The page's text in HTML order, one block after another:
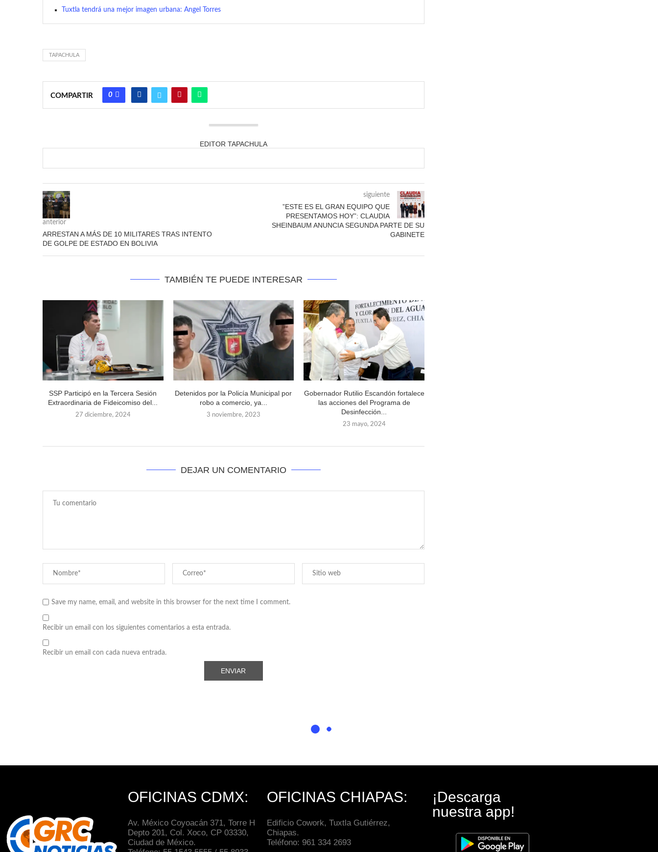
Tuxtla tendrá una mejor imagen urbana: Angel Torres
TAPACHULA
COMPARTIR 0
EDITOR TAPACHULA
anterior
ARRESTAN A MÁS DE 10 MILITARES TRAS INTENTO
DE GOLPE DE ESTADO EN BOLIVIA
siguiente
”ESTE ES EL GRAN EQUIPO QUE
PRESENTAMOS HOY”: CLAUDIA
SHEINBAUM ANUNCIA SEGUNDA PARTE DE SU
GABINETE
TAMBIÉN TE PUEDE INTERESAR
SSP Participó en la Tercera Sesión
Extraordinaria de Fideicomiso del...
27 diciembre, 2024
Detenidos por la Policía Municipal por
robo a comercio, ya...
3 noviembre, 2023
Gobernador Rutilio Escandón fortalece
las acciones del Programa de
Desinfección...
23 mayo, 2024
DEJAR UN COMENTARIO
Save my name, email, and website in this browser for the next time I comment.
Recibir un email con los siguientes comentarios a esta entrada.
Recibir un email con cada nueva entrada.
OFICINAS CDMX:
Av. México Coyoacán 371, Torre H
Depto 201, Col. Xoco, CP 03330,
Ciudad de México.
OFICINAS CHIAPAS:
Edificio Cowork, Tuxtla Gutiérrez,
Chiapas.
Teléfono: 961 334 2693
¡Descarga
nuestra app!